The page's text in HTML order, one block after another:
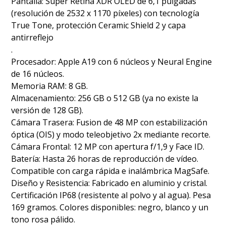
(resolución de 2532 x 1170 píxeles) con tecnología
True Tone, protección Ceramic Shield 2 y capa
antirreflejo
.
Procesador: Apple A19 con 6 núcleos y Neural Engine
de 16 núcleos.
Memoria RAM: 8 GB.
Almacenamiento: 256 GB o 512 GB (ya no existe la
versión de 128 GB).
Cámara Trasera: Fusion de 48 MP con estabilización
óptica (OIS) y modo teleobjetivo 2x mediante recorte.
Cámara Frontal: 12 MP con apertura f/1,9 y Face ID.
Batería: Hasta 26 horas de reproducción de vídeo.
Compatible con carga rápida e inalámbrica MagSafe.
Diseño y Resistencia: Fabricado en aluminio y cristal.
Certificación IP68 (resistente al polvo y al agua). Pesa
169 gramos. Colores disponibles: negro, blanco y un
tono rosa pálido.